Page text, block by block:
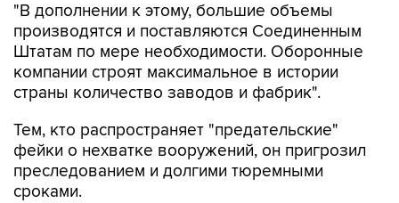
"В дополнении к этому, большие объемы
производятся и поставляются Соединенным
Штатам по мере необходимости. Оборонные
компании строят максимальное в истории
страны количество заводов и фабрик".
Тем, кто распространяет "предательские"
фейки о нехватке вооружений, он пригрозил
преследованием и долгими тюремными
сроками.